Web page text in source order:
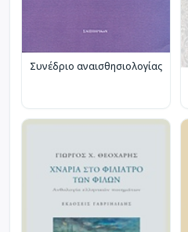
Συνέδριο αναισθησιολογίας